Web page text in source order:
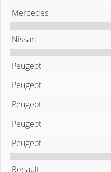
Mercedes
Nissan
Peugeot
Peugeot
Peugeot
Peugeot
Peugeot
Renault